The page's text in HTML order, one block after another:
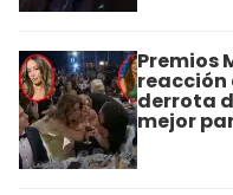
Premios
reacción
derrota
mejor